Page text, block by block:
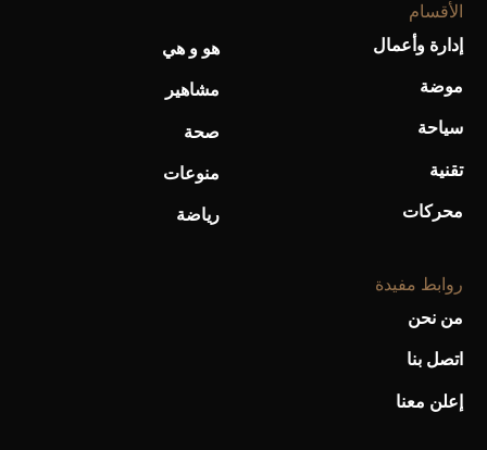
أحذية Mary Jane: ترف وأناقة للرجال
الأقسام
إدارة وأعمال
موضة
سياحة
تقنية
محركات
هو و هي
مشاهير
صحة
منوعات
رياضة
روابط مفيدة
من نحن
اتصل بنا
إعلن معنا